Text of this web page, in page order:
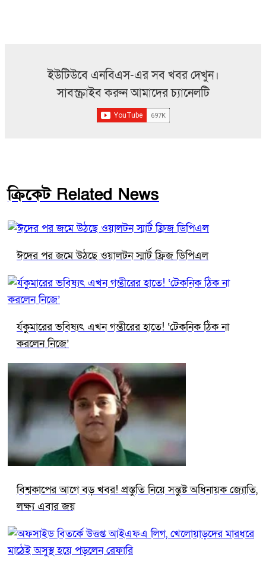
ইউটিউবে এনবিএস-এর সব খবর দেখুন।
সাবস্ক্রাইব করুন আমাদের চ্যানেলটি
ক্রিকেট Related News
ঈদের পর জমে উঠছে ওয়ালটন স্মার্ট ফ্রিজ ডিপিএল
র্যকুমারের ভবিষ্যৎ এখন গম্ভীরের হাতে! ‘টেকনিক ঠিক না
করলেন নিজে’
বিশ্বকাপের আগে বড় খবর! প্রস্তুতি নিয়ে সন্তুষ্ট অধিনায়ক জ্যোতি,
লক্ষ্য এবার জয়